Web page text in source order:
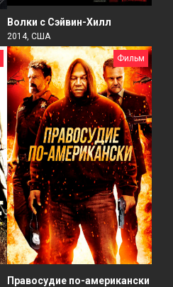
Волки с Сэйвин-Хилл
2014, США
Фильм
Правосудие по-американски